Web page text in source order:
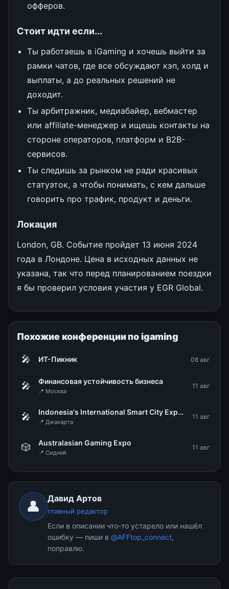
офферов.
Стоит идти если...
Ты работаешь в iGaming и хочешь выйти за
рамки чатов, где все обсуждают кэп, холд и
выплаты, а до реальных решений не
доходит.
Ты арбитражник, медиабайер, вебмастер
или affiliate-менеджер и ищешь контакты на
стороне операторов, платформ и B2B-
сервисов.
Ты следишь за рынком не ради красивых
статуэток, а чтобы понимать, с кем дальше
говорить про трафик, продукт и деньги.
Локация
London, GB. Событие пройдет 13 июня 2024
года в Лондоне. Цена в исходных данных не
указана, так что перед планированием поездки
я бы проверил условия участия у EGR Global.
Похожие конференции по igaming
🎤 ИТ-Пикник 08 авг
🎤 Финансовая устойчивость бизнеса
📍 Москва
11 авг
🎤 Indonesia's International Smart City Expo & Forum (IISMEX 2026)
📍 Джакарта
11 авг
🎲 Australasian Gaming Expo
📍 Сидней
11 авг
👤 Давид Артов
главный редактор
Если в описании что-то устарело или нашёл
ошибку — пиши в @AFFtop_connect,
поправлю.